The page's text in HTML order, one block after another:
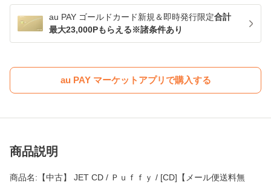
au PAY ゴールドカード新規＆即時発行限定合計
最大23,000Pもらえる※諸条件あり
au PAY マーケットアプリで購入する
商品説明
商品名:【中古】 JET CD / Ｐｕｆｆｙ / [CD]【メール便送料無